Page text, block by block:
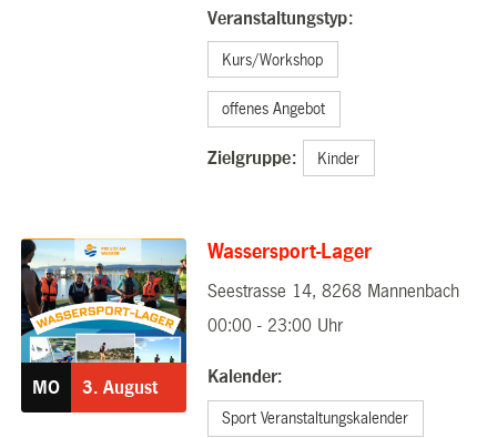
Veranstaltungstyp:
Kurs/Workshop
offenes Angebot
Zielgruppe: Kinder
MO 3. August
Wassersport-Lager
Seestrasse 14, 8268 Mannenbach
00:00 - 23:00 Uhr
Kalender:
Sport Veranstaltungskalender